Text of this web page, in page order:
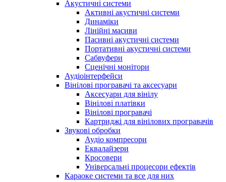
Акустичні системи
Активні акустичні системи
Динаміки
Лінійні масиви
Пасивні акустичні системи
Портативні акустичні системи
Сабвуфери
Сценічні монітори
Аудіоінтерфейси
Вінілові програвачі та аксесуари
Аксесуари для вінілу
Вінілові платівки
Вінілові програвачі
Картриджі для вінілових програвачів
Звукові обробки
Аудіо компресори
Еквалайзери
Кросовери
Універсальні процесори ефектів
Караоке системи та все для них